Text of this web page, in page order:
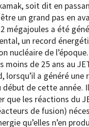
soit dit en
un grand pas en
mégajoules a été
un record
nucléaire de
moins de 25 ans au
lorsqu’il a généré une
début de cette année.
que les réactions du
de fusion)
qu’elles n’en